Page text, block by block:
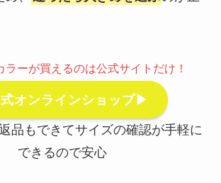
ラーが買えるのは公式サイトだけ！
オンラインショップ▶
品もできてサイズの確認が手軽に
できるので安心